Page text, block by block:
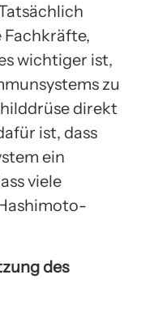
Fachkräfte,
wichtiger ist,
zu
direkt
ist, dass
ein
viele
des